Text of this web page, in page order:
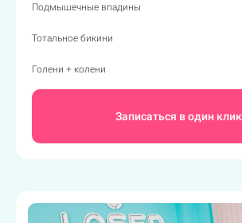
Подмышечные впадины
Тотальное бикини
Голени + колени
Записаться в один клик